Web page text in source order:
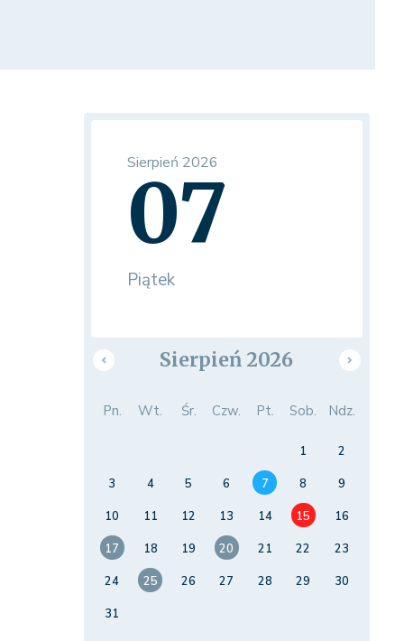
Sierpień 2026
07
Piątek
Sierpień 2026
Pn. Wt. Śr. Czw. Pt. Sob. Ndz.
1
2
3
4 5 6 7 8
9
10
11 12 13 14 15
16
17
18 19 20 21 22
23
24
25 26 27 28 29
30
31